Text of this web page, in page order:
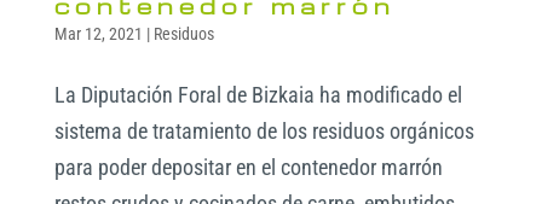
Mar 12, 2021 | Residuos
La Diputación Foral de Bizkaia ha modificado el
sistema de tratamiento de los residuos orgánicos
para poder depositar en el contenedor marrón